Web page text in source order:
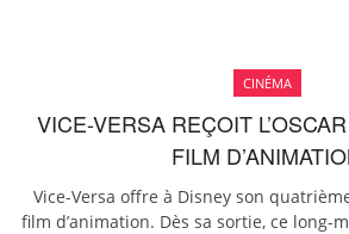
CINÉMA
VICE-VERSA REÇOIT
FILM
Vice-Versa offre à Disney son
film d’animation. Dès sa sortie, ce long-